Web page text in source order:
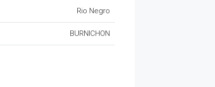
Rio Negro
BURNICHON